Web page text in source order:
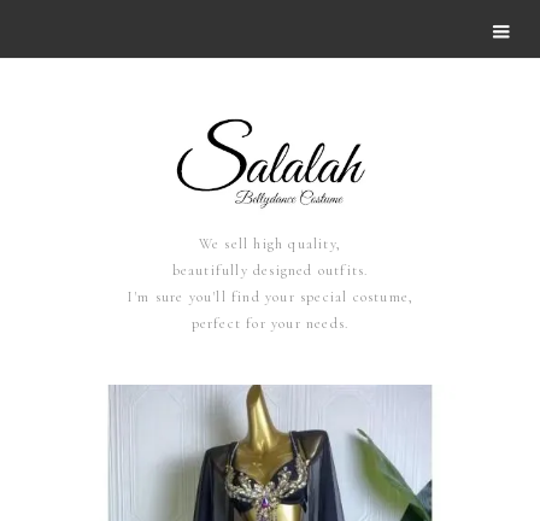
We sell high quality,
beautifully designed outfits.
I'm sure you'll find your special costume,
perfect for your needs.